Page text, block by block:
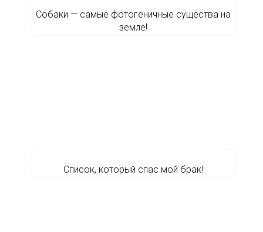
Собаки — самые фотогеничные существа на
земле!
Список, который спас мой брак!